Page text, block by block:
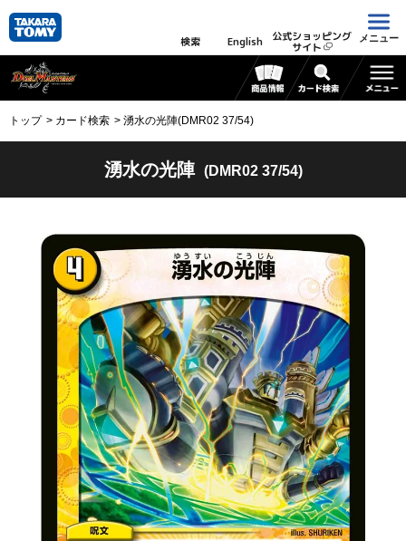
検索 English 公式ショッピング
サイト
メニュー
トップ カード検索 湧水の光陣(DMR02 37/54)
湧水の光陣 (DMR02 37/54)